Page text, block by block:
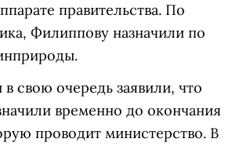
правительства. По
Филиппову назначили по
свою очередь заявили, что
временно до окончания
проводит министерство. В